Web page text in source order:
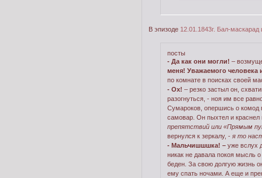
В эпизоде 12.01.1843г. Бал-маскарад
посты
- Да как они могли! –
меня! Уважаемого
по комнате в поисках своей
- Ох! – резко застыл он,
разогнуться, - ноя им все
Сумароков, опершись о комод
самовар. Он пыхтел и
препятствий или «Прямым
вернулся к зеркалу, - я то
- Мальчишшшка! –уже вслух
никак не давала покоя мысль
беден. За свою долгую жизнь
ему спать ночами. А еще и